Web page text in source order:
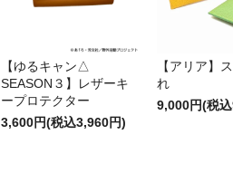
【ゆるキャン△
SEASON３】レザーキ
ープロテクター
3,600円(税込3,960円)
【アリア】
れ
9,000円(税